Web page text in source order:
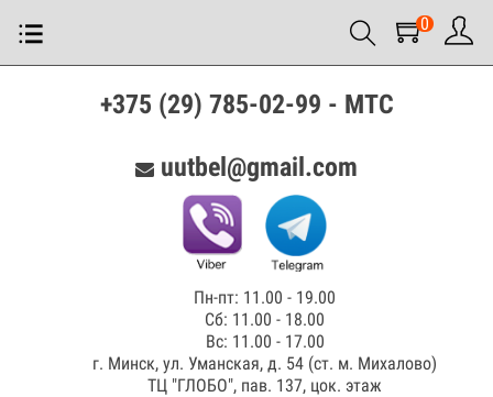
0
+375 (29) 785-02-99 - МТС
uutbel@gmail.com
Пн-пт: 11.00 - 19.00
Сб: 11.00 - 18.00
Вс: 11.00 - 17.00
г. Минск, ул. Уманская, д. 54 (ст. м. Михалово)
ТЦ "ГЛОБО", пав. 137, цок. этаж